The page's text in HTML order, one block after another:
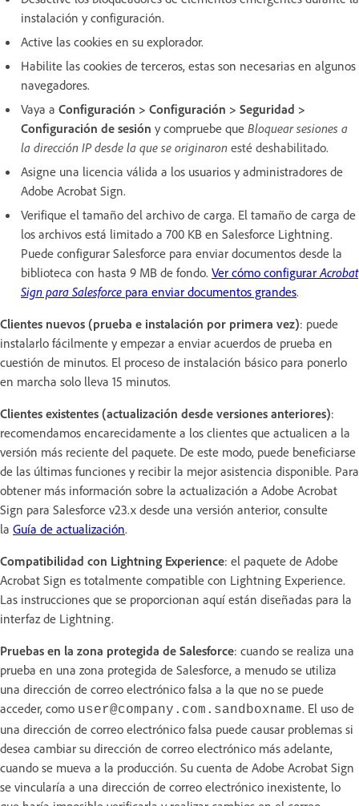
instalación y configuración.
Active las cookies en su explorador.
Habilite las cookies de terceros, estas son necesarias en algunos
navegadores.
Vaya a Configuración > Configuración > Seguridad >
Configuración de sesión y compruebe que Bloquear sesiones a
la dirección IP desde la que se originaron esté deshabilitado.
Asigne una licencia válida a los usuarios y administradores de
Adobe Acrobat Sign.
Verifique el tamaño del archivo de carga. El tamaño de carga de
los archivos está limitado a 700 KB en Salesforce Lightning.
Puede configurar Salesforce para enviar documentos desde la
biblioteca con hasta 9 MB de fondo. Ver cómo configurar Acrobat
Sign para Salesforce para enviar documentos grandes.
Clientes nuevos (prueba e instalación por primera vez): puede
instalarlo fácilmente y empezar a enviar acuerdos de prueba en
cuestión de minutos. El proceso de instalación básico para ponerlo
en marcha solo lleva 15 minutos.
Clientes existentes (actualización desde versiones anteriores):
recomendamos encarecidamente a los clientes que actualicen a la
versión más reciente del paquete. De este modo, puede beneficiarse
de las últimas funciones y recibir la mejor asistencia disponible. Para
obtener más información sobre la actualización a Adobe Acrobat
Sign para Salesforce v23.x desde una versión anterior, consulte
la Guía de actualización.
Compatibilidad con Lightning Experience: el paquete de Adobe
Acrobat Sign es totalmente compatible con Lightning Experience.
Las instrucciones que se proporcionan aquí están diseñadas para la
interfaz de Lightning.
Pruebas en la zona protegida de Salesforce: cuando se realiza una
prueba en una zona protegida de Salesforce, a menudo se utiliza
una dirección de correo electrónico falsa a la que no se puede
acceder, como user@company.com.sandboxname. El uso de
una dirección de correo electrónico falsa puede causar problemas si
desea cambiar su dirección de correo electrónico más adelante,
cuando se mueva a la producción. Su cuenta de Adobe Acrobat Sign
se vincularía a una dirección de correo electrónico inexistente, lo